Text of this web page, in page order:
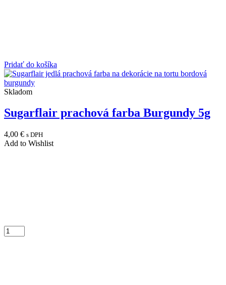
Pridať do košíka
Skladom
Sugarflair prachová farba Burgundy 5g
4,00 € s DPH
Add to Wishlist